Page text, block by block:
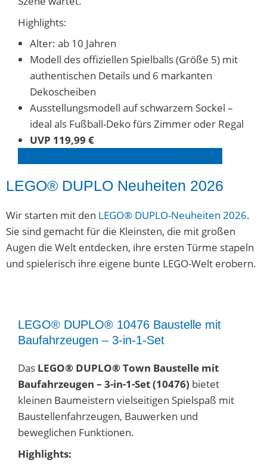
Highlights:
Alter: ab 10 Jahren
Modell des offiziellen Spielballs (Größe 5) mit
authentischen Details und 6 markanten
Dekoscheiben
Ausstellungsmodell auf schwarzem Sockel –
ideal als Fußball-Deko fürs Zimmer oder Regal
UVP 119,99 €
LEGO® DUPLO Neuheiten 2026
Wir starten mit den LEGO® DUPLO-Neuheiten 2026.
Sie sind gemacht für die Kleinsten, die mit großen
Augen die Welt entdecken, ihre ersten Türme stapeln
und spielerisch ihre eigene bunte LEGO-Welt erobern.
LEGO® DUPLO® 10476 Baustelle mit
Baufahrzeugen – 3-in-1-Set
Das LEGO® DUPLO® Town Baustelle mit
Baufahrzeugen – 3-in-1-Set (10476) bietet
kleinen Baumeistern vielseitigen Spielspaß mit
Baustellenfahrzeugen, Bauwerken und
beweglichen Funktionen.
Highlights: